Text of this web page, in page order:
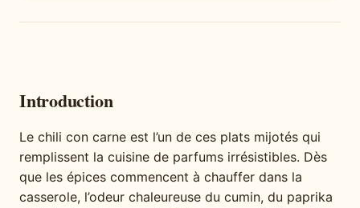
Introduction
Le chili con carne est l’un de ces plats mijotés qui
remplissent la cuisine de parfums irrésistibles. Dès
que les épices commencent à chauffer dans la
casserole, l’odeur chaleureuse du cumin, du paprika